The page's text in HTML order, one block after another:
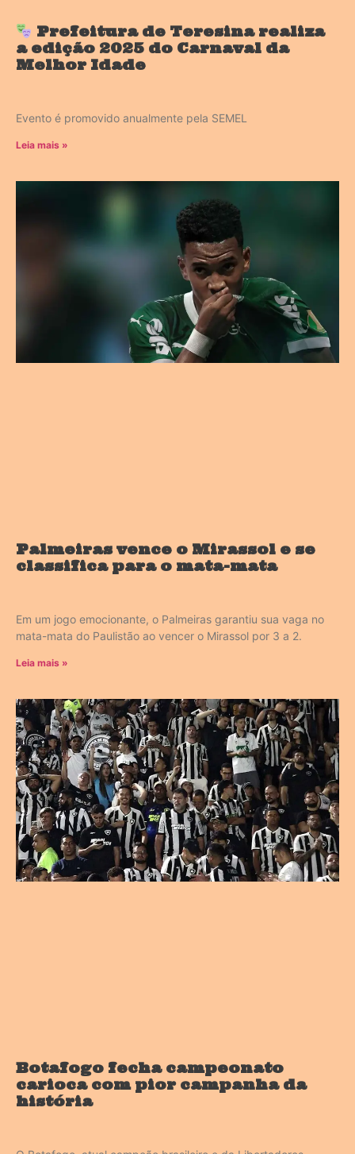
Prefeitura de Teresina realiza
a edição 2025 do Carnaval da
Melhor Idade
Evento é promovido anualmente pela SEMEL
Leia mais »
Palmeiras vence o Mirassol e se
classifica para o mata-mata
Em um jogo emocionante, o Palmeiras garantiu sua vaga no
mata-mata do Paulistão ao vencer o Mirassol por 3 a 2.
Leia mais »
Botafogo fecha campeonato
carioca com pior campanha da
história